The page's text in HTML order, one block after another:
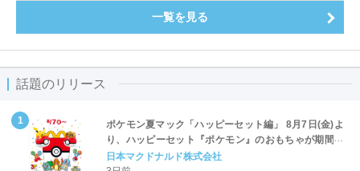
一覧を見る
話題のリリース
ポケモン夏マック「ハッピーセット編」 8月7日(金)よ
り、ハッピーセット『ポケモン』のおもちゃが期間限
定登場
日本マクドナルド株式会社